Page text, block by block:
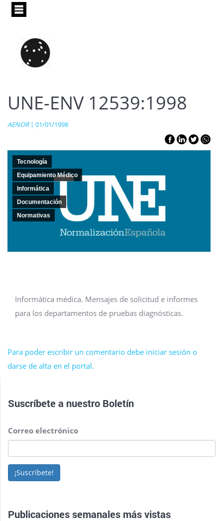
Pasar
principal
UNE-ENV 12539:1998
AENOR| 01/01/1998
Tecnología
Equipamiento Médico
Informática
Documentación
Normativas
Informática médica. Mensajes de solicitud e informes
para los departamentos de pruebas diagnósticas.
Para poder escribir un comentario debe iniciar sesión o
darse de alta en el portal.
Suscríbete a nuestro Boletín
Correo electrónico
¡Suscríbete!
Publicaciones semanales más vistas